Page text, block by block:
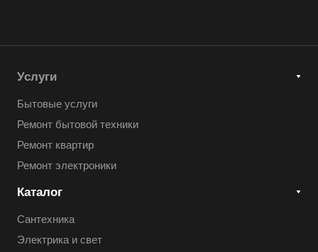
Услуги
Бытовые услуги
Ремонт бытовой техники
Ремонт квартир
Ремонт электроники
Каталог
Сантехника
Электрика и свет